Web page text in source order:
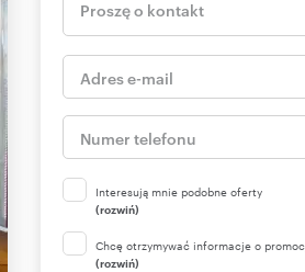
Interesują mnie podobne oferty
(rozwiń)
Chcę otrzymywać informacje o
(rozwiń)